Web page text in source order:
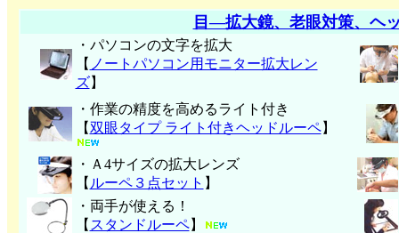
目―拡大鏡、老眼対策、ヘ
・パソコンの文字を拡大
【 ノートパソコン用モニター拡大レン
ズ】
・作業の精度を高めるライト付き
【双眼タイプ ライト付きヘッドルーペ】
・Ａ4サイズの拡大レンズ
【 ルーペ３点セット 】
・両手が使える！
【 スタンドルーペ】